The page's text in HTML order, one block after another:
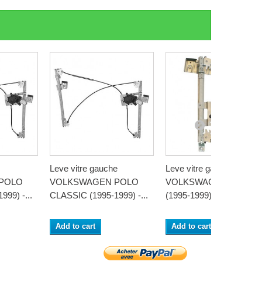
-...
Leve vitre gauche
VOLKSWAGEN POLO
CLASSIC (1995-1999) -...
Add to cart
Leve vitre gauche
VOLKSWAGEN POLO
(1995-1999) - 4...
Add to cart